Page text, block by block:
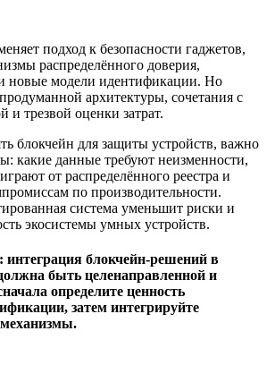
подход к безопасности гаджетов,
распределённого доверия,
новые модели идентификации. Но
архитектуры, сочетания с
и трезвой оценки затрат.
блокчейн для защиты устройств, важно
какие данные требуют неизменности,
от распределённого реестра и
по производительности.
система уменьшит риски и
экосистемы умных устройств.
блокчейн-решений в
быть целенаправленной и
определите ценность
затем интегрируйте